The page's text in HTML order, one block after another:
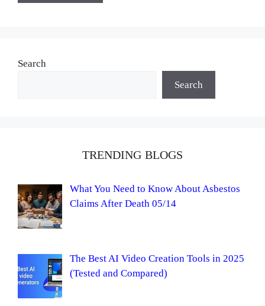
Search
Search
TRENDING BLOGS
What You Need to Know About Asbestos
Claims After Death 05/14
The Best AI Video Creation Tools in 2025
(Tested and Compared)